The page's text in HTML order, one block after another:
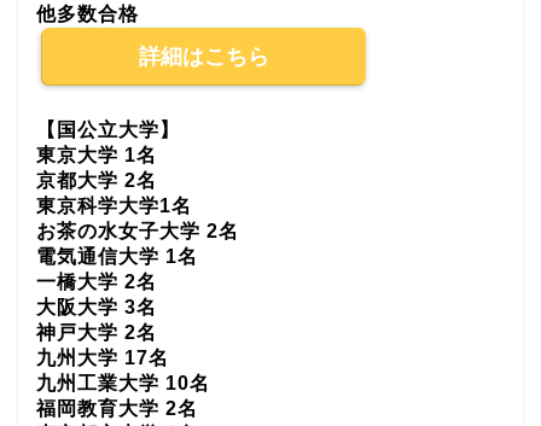
他多数合格
詳細はこちら
【国公立大学】
東京大学 1名
京都大学 2名
東京科学大学1名
お茶の水女子大学 2名
電気通信大学 1名
一橋大学 2名
大阪大学 3名
神戸大学 2名
九州大学 17名
九州工業大学 10名
福岡教育大学 2名